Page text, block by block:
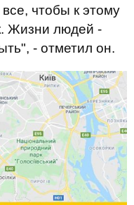
чтобы к этому
Жизни людей -
- отметил он.